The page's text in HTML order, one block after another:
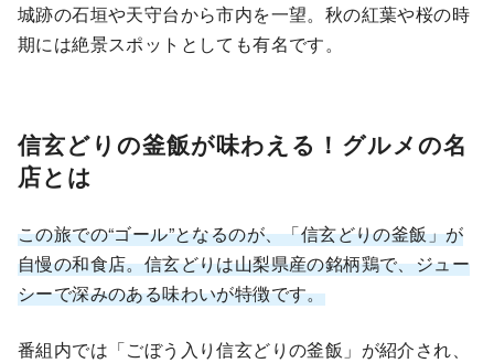
城跡の石垣や天守台から市内を一望。秋の紅葉や桜の時
期には絶景スポットとしても有名です。
信玄どりの釜飯が味わえる！グルメの名
店とは
この旅での“ゴール”となるのが、「信玄どりの釜飯」が
自慢の和食店。信玄どりは山梨県産の銘柄鶏で、ジュー
シーで深みのある味わいが特徴です。
番組内では「ごぼう入り信玄どりの釜飯」が紹介され、